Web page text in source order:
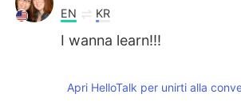
EN KR
I wanna learn!!!
Apri HelloTalk per unirti alla